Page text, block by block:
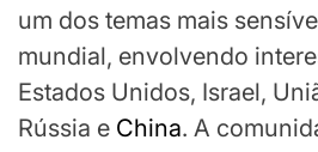
um dos temas mais
mundial, envolvendo
Estados Unidos, Israel,
Rússia e China. A